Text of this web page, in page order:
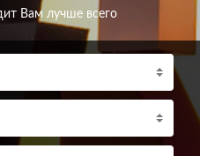
Вам лучше всего